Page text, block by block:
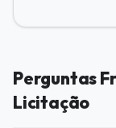
Perguntas
Licitação